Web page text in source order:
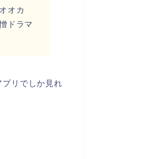
オカ
ドラマ
リでしか見れ